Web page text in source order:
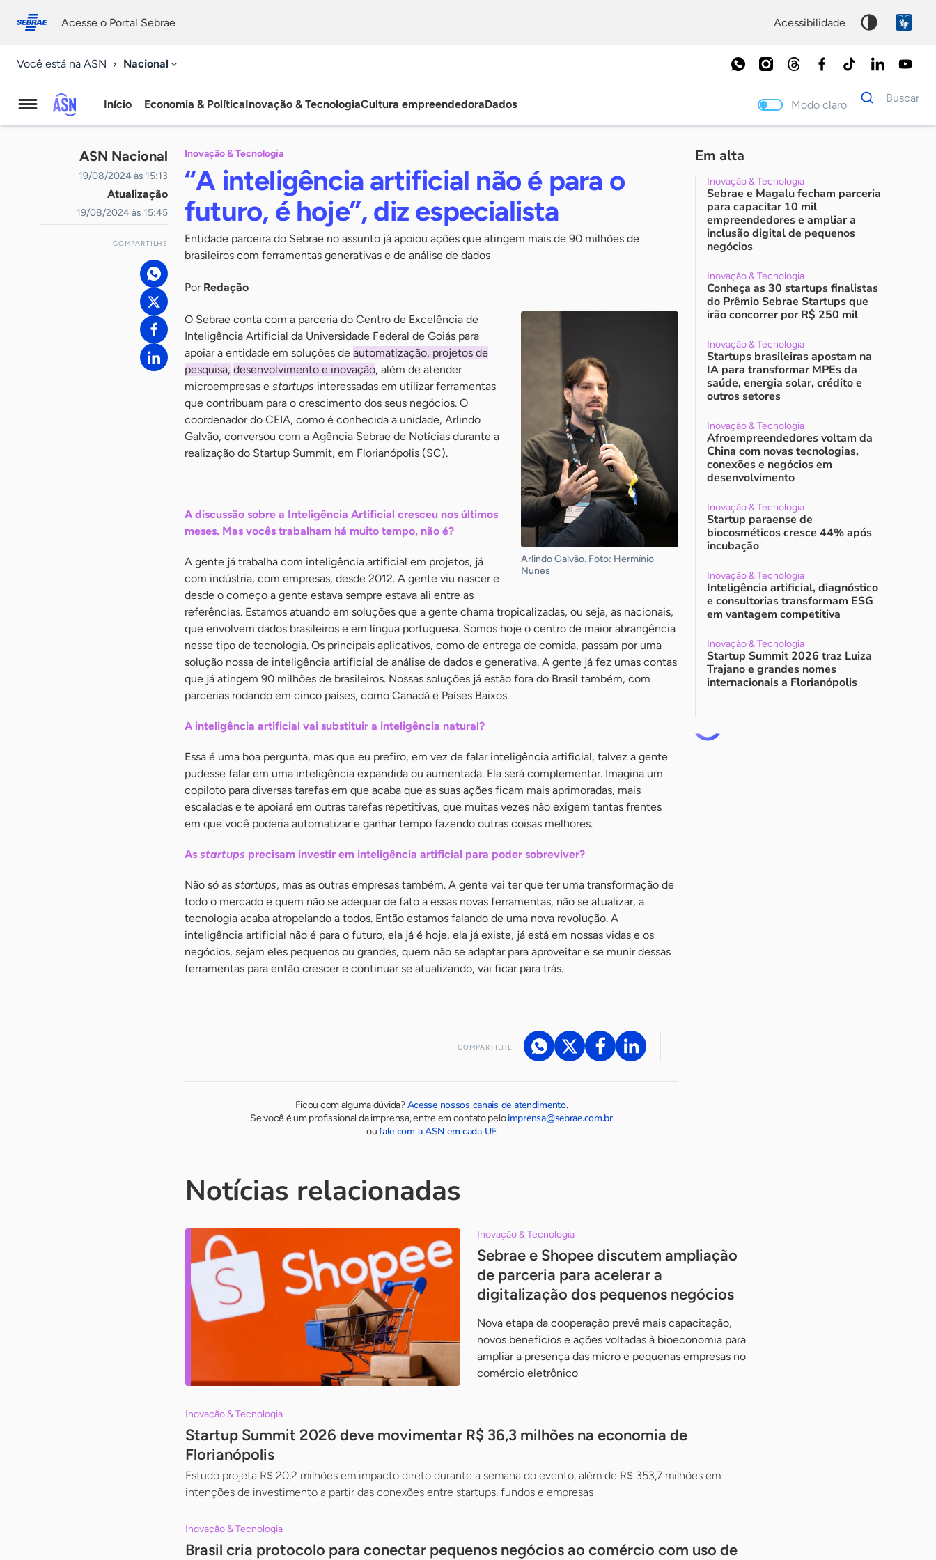
conosco
Acesse o Portal Sebrae acessibilidade
Você está na ASN Nacional
Agência
Sebrae
Notícias
Início Economia & PolíticaInovação & TecnologiaCultura empreendedoraDados Modo claro
Dados
para
Buscar
ASN Nacional
19/08/2024 às 15:13
Atualização
19/08/2024 às 15:45
COMPARTILHE
Inovação & Tecnologia
“A inteligência artificial não é para o
futuro, é hoje”, diz especialista
Entidade parceira do Sebrae no assunto já apoiou ações que atingem mais de 90 milhões de
brasileiros com ferramentas generativas e de análise de dados
Por Redação
Arlindo Galvão. Foto: Hermínio
Nunes
O Sebrae conta com a parceria do Centro de Excelência de
Inteligência Artificial da Universidade Federal de Goiás para
apoiar a entidade em soluções de automatização, projetos de
pesquisa, desenvolvimento e inovação, além de atender
microempresas e startups interessadas em utilizar ferramentas
que contribuam para o crescimento dos seus negócios. O
coordenador do CEIA, como é conhecida a unidade, Arlindo
Galvão, conversou com a Agência Sebrae de Notícias durante a
realização do Startup Summit, em Florianópolis (SC).
A discussão sobre a Inteligência Artificial cresceu nos últimos
meses. Mas vocês trabalham há muito tempo, não é?
A gente já trabalha com inteligência artificial em projetos, já
com indústria, com empresas, desde 2012. A gente viu nascer e
desde o começo a gente estava sempre estava ali entre as
referências. Estamos atuando em soluções que a gente chama tropicalizadas, ou seja, as nacionais,
que envolvem dados brasileiros e em língua portuguesa. Somos hoje o centro de maior abrangência
nesse tipo de tecnologia. Os principais aplicativos, como de entrega de comida, passam por uma
solução nossa de inteligência artificial de análise de dados e generativa. A gente já fez umas contas
que já atingem 90 milhões de brasileiros. Nossas soluções já estão fora do Brasil também, com
parcerias rodando em cinco países, como Canadá e Países Baixos.
A inteligência artificial vai substituir a inteligência natural?
Essa é uma boa pergunta, mas que eu prefiro, em vez de falar inteligência artificial, talvez a gente
pudesse falar em uma inteligência expandida ou aumentada. Ela será complementar. Imagina um
copiloto para diversas tarefas em que acaba que as suas ações ficam mais aprimoradas, mais
escaladas e te apoiará em outras tarefas repetitivas, que muitas vezes não exigem tantas frentes
em que você poderia automatizar e ganhar tempo fazendo outras coisas melhores.
As startups precisam investir em inteligência artificial para poder sobreviver?
Não só as startups, mas as outras empresas também. A gente vai ter que ter uma transformação de
todo o mercado e quem não se adequar de fato a essas novas ferramentas, não se atualizar, a
tecnologia acaba atropelando a todos. Então estamos falando de uma nova revolução. A
inteligência artificial não é para o futuro, ela já é hoje, ela já existe, já está em nossas vidas e os
negócios, sejam eles pequenos ou grandes, quem não se adaptar para aproveitar e se munir dessas
ferramentas para então crescer e continuar se atualizando, vai ficar para trás.
COMPARTILHE
Ficou com alguma dúvida?Acesse nossos canais de atendimento.
Se você é um profissional da imprensa, entre em contato peloimprensa@sebrae.com.br
oufale com a ASN em cada UF
Em alta
Inovação & Tecnologia
Sebrae e Magalu fecham parceria
para capacitar 10 mil
empreendedores e ampliar a
inclusão digital de pequenos
negócios
Inovação & Tecnologia
Conheça as 30 startups finalistas
do Prêmio Sebrae Startups que
irão concorrer por R$ 250 mil
Inovação & Tecnologia
Startups brasileiras apostam na
IA para transformar MPEs da
saúde, energia solar, crédito e
outros setores
Inovação & Tecnologia
Afroempreendedores voltam da
China com novas tecnologias,
conexões e negócios em
desenvolvimento
Inovação & Tecnologia
Startup paraense de
biocosméticos cresce 44% após
incubação
Inovação & Tecnologia
Inteligência artificial, diagnóstico
e consultorias transformam ESG
em vantagem competitiva
Inovação & Tecnologia
Startup Summit 2026 traz Luiza
Trajano e grandes nomes
internacionais a Florianópolis
Notícias relacionadas
Inovação & Tecnologia
Sebrae e Shopee discutem ampliação
de parceria para acelerar a
digitalização dos pequenos negócios
Nova etapa da cooperação prevê mais capacitação,
novos benefícios e ações voltadas à bioeconomia para
ampliar a presença das micro e pequenas empresas no
comércio eletrônico
Inovação & Tecnologia
Startup Summit 2026 deve movimentar R$ 36,3 milhões na economia de
Florianópolis
Estudo projeta R$ 20,2 milhões em impacto direto durante a semana do evento, além de R$ 353,7 milhões em
intenções de investimento a partir das conexões entre startups, fundos e empresas
Inovação & Tecnologia
Brasil cria protocolo para conectar pequenos negócios ao comércio com uso de